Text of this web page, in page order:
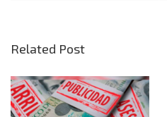
Related Post